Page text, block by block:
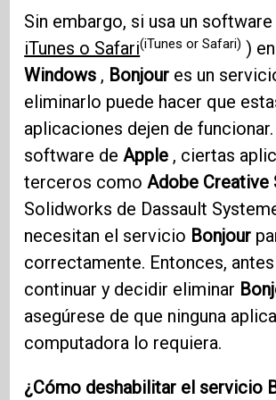
Sin embargo, si usa un
iTunes o Safari(iTunes or Safari) )
Windows , Bonjour es un
eliminarlo puede hacer que
aplicaciones dejen de
software deApple , ciertas
terceros comoAdobe Creative
Solidworks de Dassault
necesitan el servicio Bonjour
correctamente. Entonces,
continuar y decidir eliminar
asegúrese de que ninguna
computadora lo requiera.
¿Cómo deshabilitar el servicio